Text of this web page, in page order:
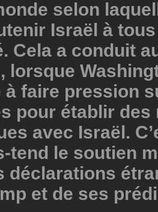
selon
Israël à
Cela a conduit
lorsque
à faire pression
pour établir des
avec Israël.
tend le soutien
déclarations
et de ses